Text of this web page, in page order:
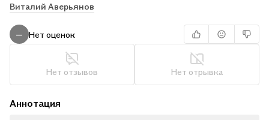
Виталий Аверьянов
— Нет оценок
Нет отзывов Нет отрывка
Аннотация